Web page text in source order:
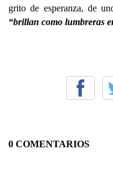
grito de esperanza, de
“brillan como lumbreras
0 COMENTARIOS